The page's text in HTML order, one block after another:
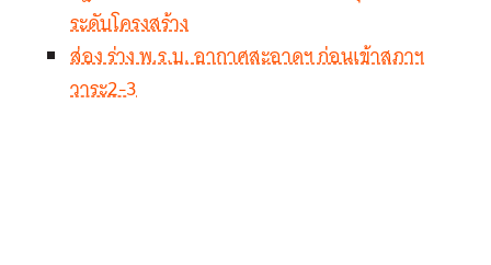
ระดับโครงสร้าง
ส่อง ร่าง พ.ร.บ. อากาศสะอาดฯ ก่อนเข้าสภาฯ
วาระ2-3